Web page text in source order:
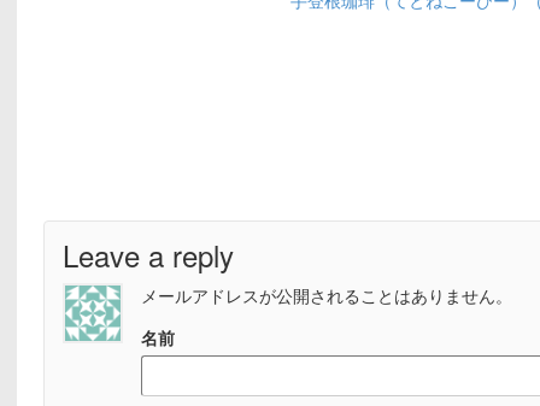
Leave a reply
メールアドレスが公開されることはありません。
名前